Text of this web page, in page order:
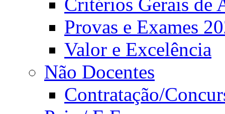
Provas e Exames
Valor e Excelência
Não Docentes
Contratação/